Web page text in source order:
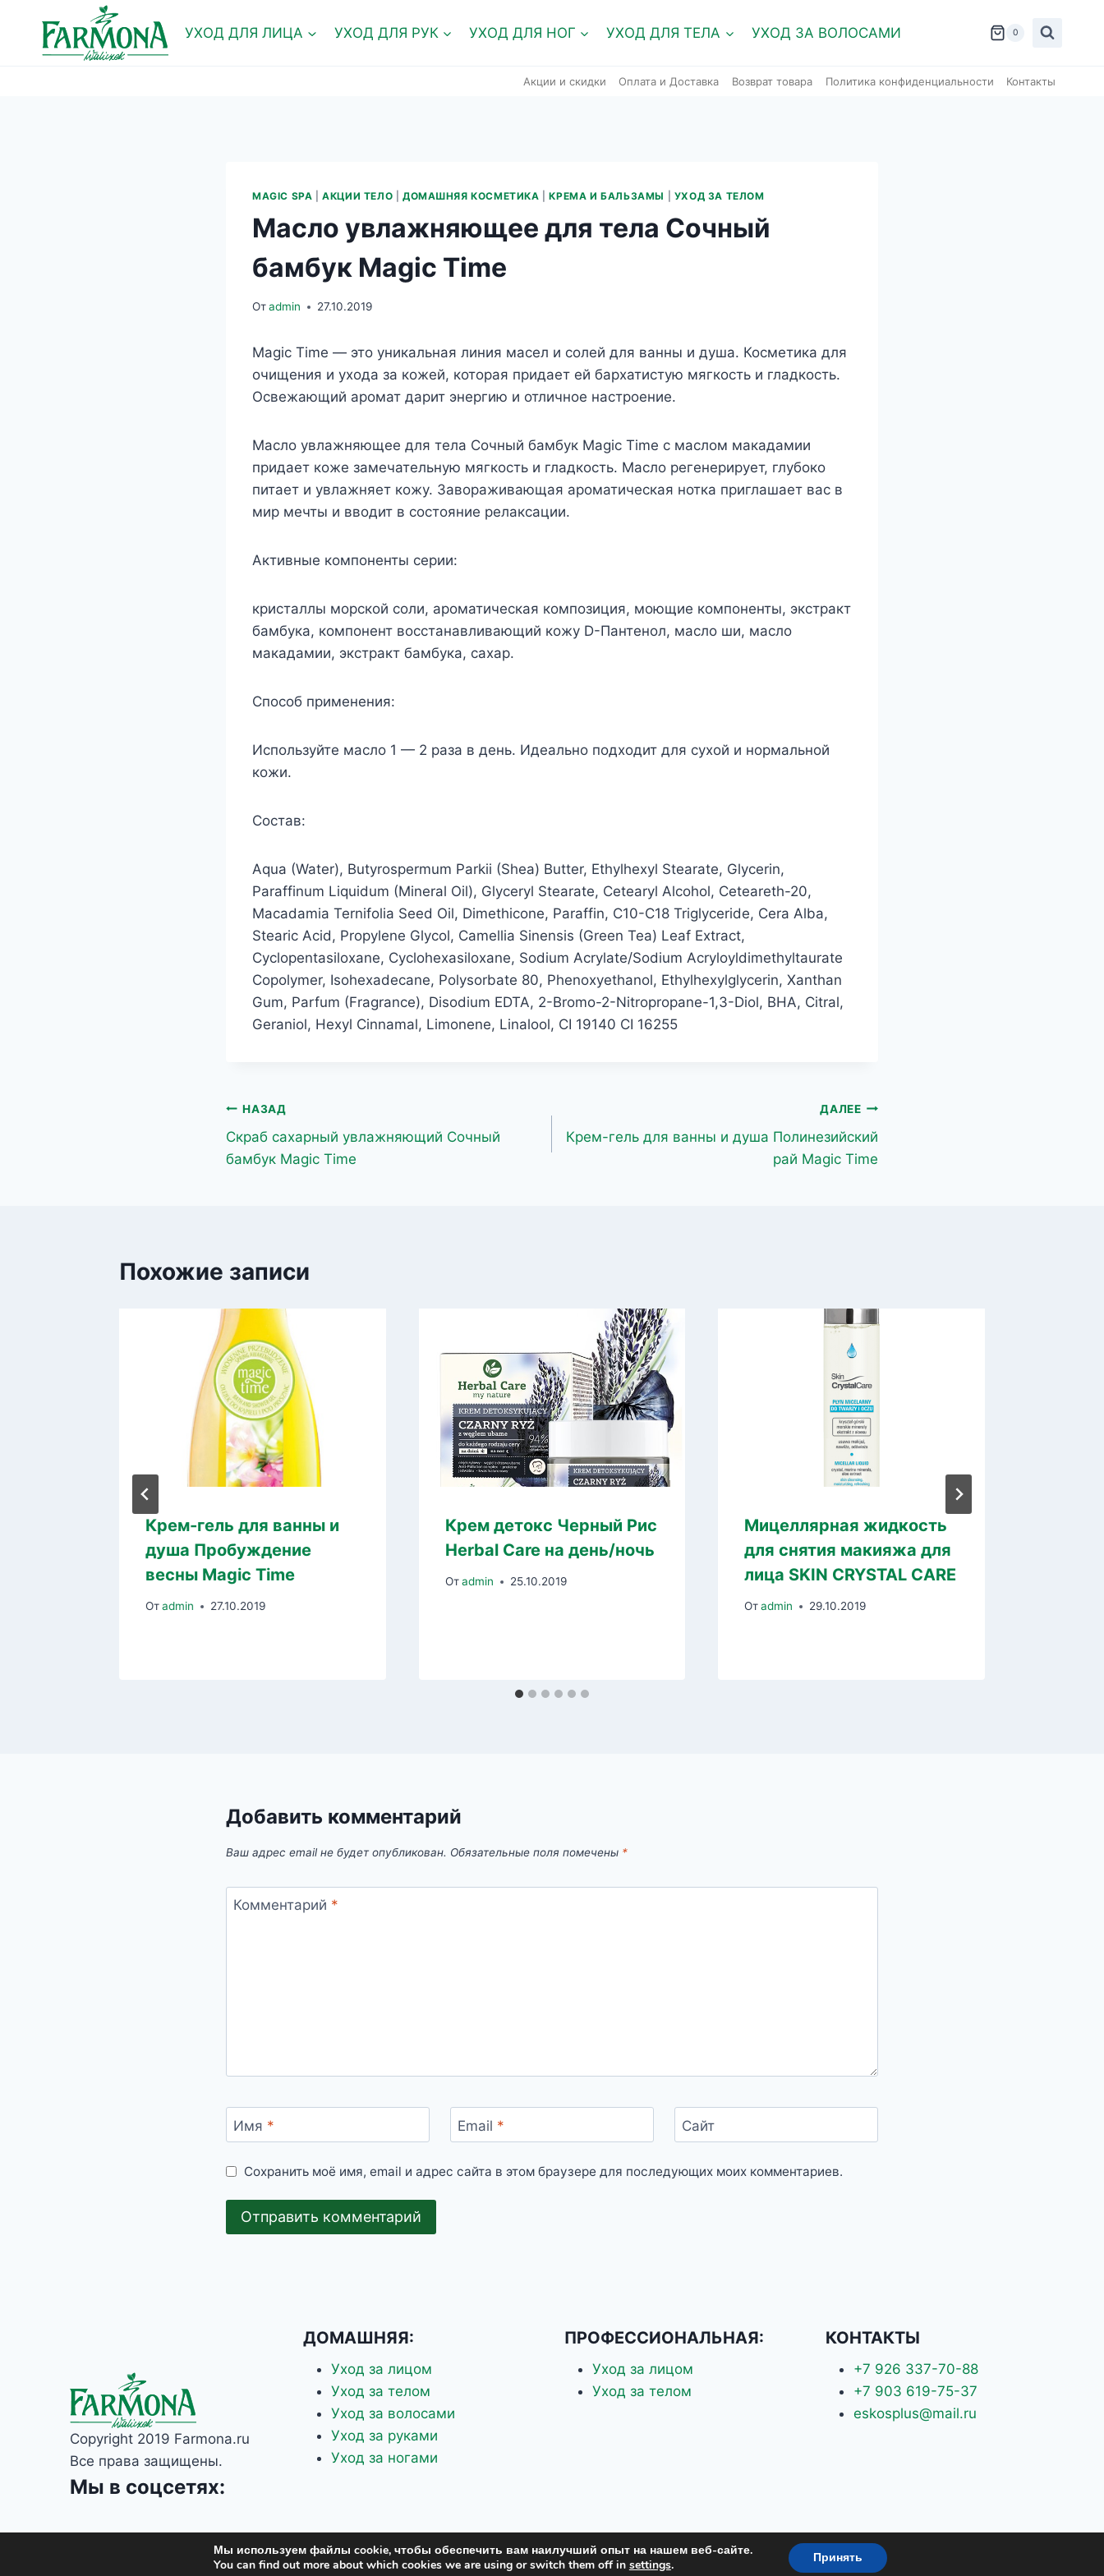
содержимому
УХОД ДЛЯ ЛИЦА УХОД ДЛЯ РУК УХОД ДЛЯ НОГ УХОД ДЛЯ ТЕЛА УХОД ЗА ВОЛОСАМИ 0
Акции и скидки Оплата и Доставка Возврат товара Политика конфиденциальности Контакты
MAGIC SPA |АКЦИИ ТЕЛО ДОМАШНЯЯ КОСМЕТИКА |КРЕМА И БАЛЬЗАМЫ УХОД ЗА ТЕЛОМ
Масло увлажняющее для тела Сочный
бамбук Magic Time
Отadmin 27.10.2019
Magic Time — это уникальная линия масел и солей для ванны и душа. Косметика для
очищения и ухода за кожей, которая придает ей бархатистую мягкость и гладкость.
Освежающий аромат дарит энергию и отличное настроение.
Масло увлажняющее для тела Сочный бамбук Magic Time с маслом макадамии
придает коже замечательную мягкость и гладкость. Масло регенерирует, глубоко
питает и увлажняет кожу. Завораживающая ароматическая нотка приглашает вас в
мир мечты и вводит в состояние релаксации.
Активные компоненты серии:
кристаллы морской соли, ароматическая композиция, моющие компоненты, экстракт
бамбука, компонент восстанавливающий кожу D-Пантенол, масло ши, масло
макадамии, экстракт бамбука, сахар.
Способ применения:
Используйте масло 1 — 2 раза в день. Идеально подходит для сухой и нормальной
кожи.
Состав:
Aqua (Water), Butyrospermum Parkii (Shea) Butter, Ethylhexyl Stearate, Glycerin,
Paraffinum Liquidum (Mineral Oil), Glyceryl Stearate, Cetearyl Alcohol, Ceteareth-20,
Macadamia Ternifolia Seed Oil, Dimethicone, Paraffin, C10-C18 Triglyceride, Cera Alba,
Stearic Acid, Propylene Glycol, Camellia Sinensis (Green Tea) Leaf Extract,
Cyclopentasiloxane, Cyclohexasiloxane, Sodium Acrylate/Sodium Acryloyldimethyltaurate
Copolymer, Isohexadecane, Polysorbate 80, Phenoxyethanol, Ethylhexylglycerin, Xanthan
Gum, Parfum (Fragrance), Disodium EDTA, 2-Bromo-2-Nitropropane-1,3-Diol, BHA, Citral,
Geraniol, Hexyl Cinnamal, Limonene, Linalool, CI 19140 CI 16255
Навигация
по
НАЗАД
Скраб сахарный увлажняющий Сочный
бамбук Magic Time
ДАЛЕЕ
Крем-гель для ванны и душа Полинезийский
рай Magic Time
Похожие записи
Крем-гель для ванны и
душа Пробуждение
весны Magic Time
Отadmin 27.10.2019
Крем детокс Черный Рис
Herbal Care на день/ночь
От admin 25.10.2019
Мицеллярная жидкость
для снятия макияжа для
лица SKIN CRYSTAL CARE
От admin 29.10.2019
Добавить комментарий
Ваш адрес email не будет опубликован. Обязательные поля помечены *
Комментарий *
Имя * Email * Сайт
Сохранить моё имя, email и адрес сайта в этом браузере для последующих моих комментариев.
Copyright 2019 Farmona.ru
Все права защищены.
Мы в соцсетях:
ДОМАШНЯЯ:
Уход за лицом
Уход за телом
Уход за волосами
Уход за руками
Уход за ногами
ПРОФЕССИОНАЛЬНАЯ:
Уход за лицом
Уход за телом
КОНТАКТЫ
+7 926 337-70-88
+7 903 619-75-37
eskosplus@mail.ru
Мы используем файлы cookie, чтобы обеспечить вам наилучший опыт на нашем веб-сайте.
You can find out more about which cookies we are using or switch them off in settings. Принять